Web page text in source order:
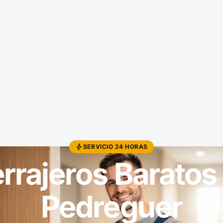
SERVICIO 24 HORAS
Baratos
Pedreguer